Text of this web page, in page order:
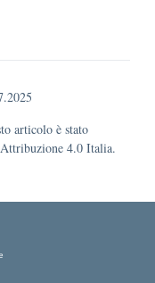
articolo è stato
4.0 Italia.